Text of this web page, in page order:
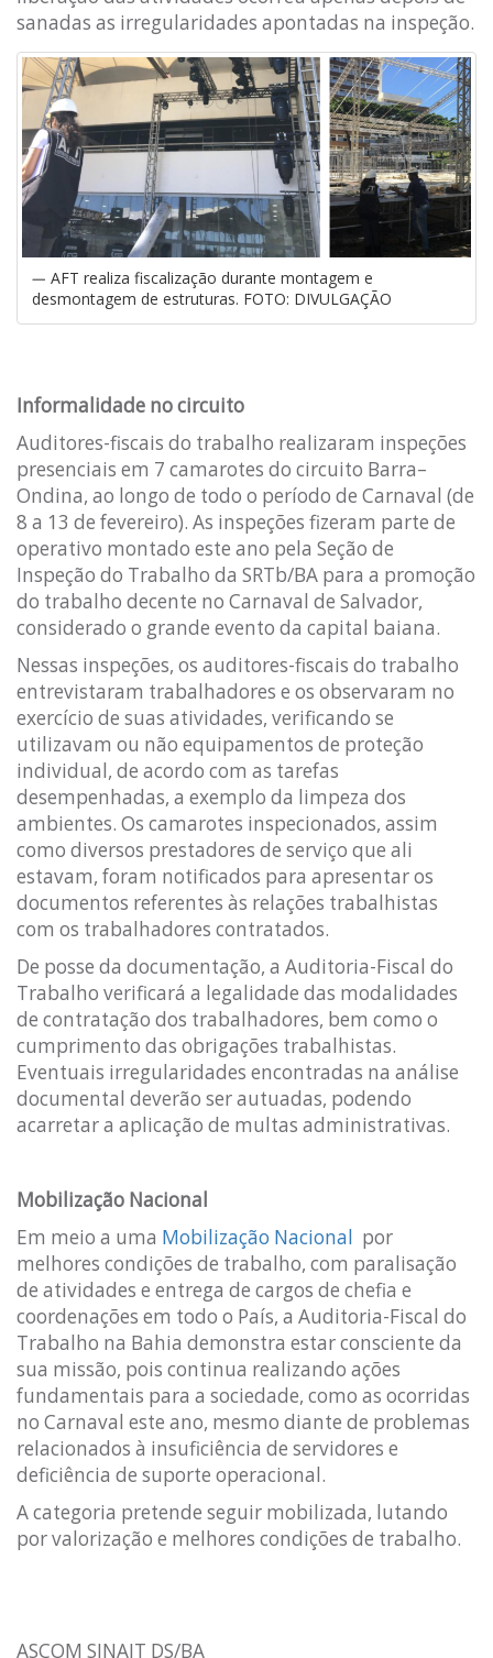
sanadas as irregularidades apontadas na inspeção.
AFT realiza fiscalização durante montagem e
desmontagem de estruturas. FOTO: DIVULGAÇÃO
Informalidade no circuito
Auditores-fiscais do trabalho realizaram inspeções
presenciais em 7 camarotes do circuito Barra–
Ondina, ao longo de todo o período de Carnaval (de
8 a 13 de fevereiro). As inspeções fizeram parte de
operativo montado este ano pela Seção de
Inspeção do Trabalho da SRTb/BA para a promoção
do trabalho decente no Carnaval de Salvador,
considerado o grande evento da capital baiana.
Nessas inspeções, os auditores-fiscais do trabalho
entrevistaram trabalhadores e os observaram no
exercício de suas atividades, verificando se
utilizavam ou não equipamentos de proteção
individual, de acordo com as tarefas
desempenhadas, a exemplo da limpeza dos
ambientes. Os camarotes inspecionados, assim
como diversos prestadores de serviço que ali
estavam, foram notificados para apresentar os
documentos referentes às relações trabalhistas
com os trabalhadores contratados.
De posse da documentação, a Auditoria-Fiscal do
Trabalho verificará a legalidade das modalidades
de contratação dos trabalhadores, bem como o
cumprimento das obrigações trabalhistas.
Eventuais irregularidades encontradas na análise
documental deverão ser autuadas, podendo
acarretar a aplicação de multas administrativas.
Mobilização Nacional
Em meio a uma Mobilização Nacional por
melhores condições de trabalho, com paralisação
de atividades e entrega de cargos de chefia e
coordenações em todo o País, a Auditoria-Fiscal do
Trabalho na Bahia demonstra estar consciente da
sua missão, pois continua realizando ações
fundamentais para a sociedade, como as ocorridas
no Carnaval este ano, mesmo diante de problemas
relacionados à insuficiência de servidores e
deficiência de suporte operacional.
A categoria pretende seguir mobilizada, lutando
por valorização e melhores condições de trabalho.
ASCOM SINAIT DS/BA